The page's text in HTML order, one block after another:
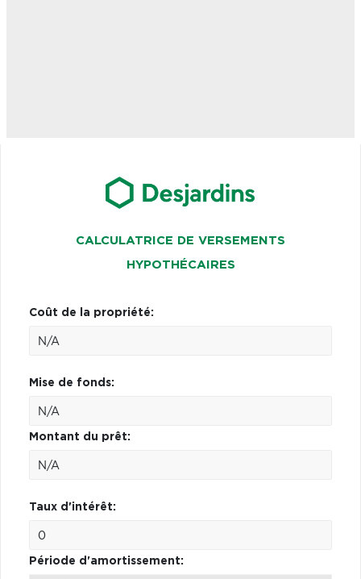
CALCULATRICE DE VERSEMENTS
HYPOTHÉCAIRES
Coût de la propriété:
Mise de fonds:
Montant du prêt:
Taux d'intérêt:
Période d'amortissement: